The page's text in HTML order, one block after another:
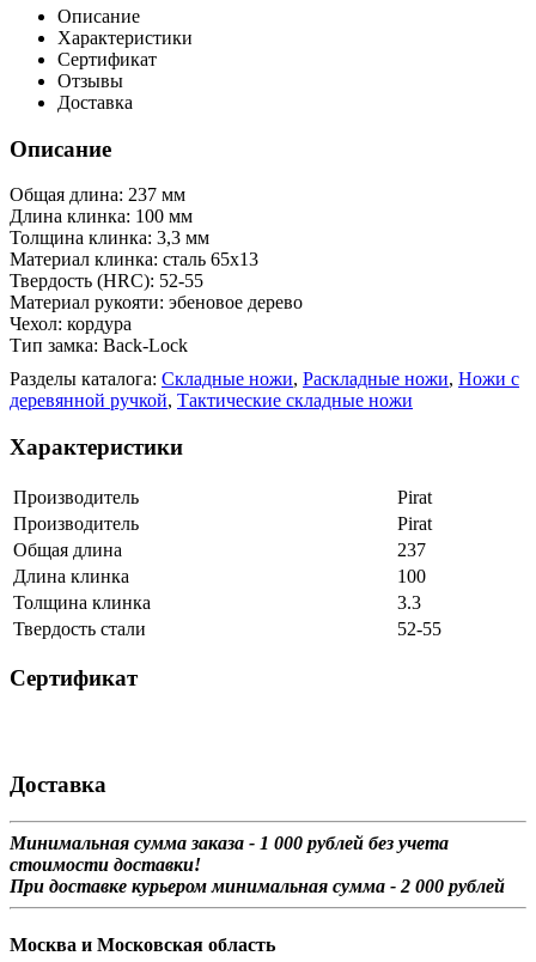
Описание
Характеристики
Сертификат
Отзывы
Доставка
Описание
Общая длина: 237 мм
Длина клинка: 100 мм
Толщина клинка: 3,3 мм
Материал клинка: сталь 65х13
Твердость (HRC): 52-55
Материал рукояти: эбеновое дерево
Чехол: кордура
Тип замка: Back-Lock
Разделы каталога: Складные ножи, Раскладные ножи, Ножи с
деревянной ручкой, Тактические складные ножи
Характеристики
Производитель
Pirat
Производитель
Pirat
Общая длина
237
Длина клинка
100
Толщина клинка
3.3
Твердость стали
52-55
Сертификат
Доставка
Минимальная сумма заказа - 1 000 рублей без учета
стоимости доставки!
При доставке курьером минимальная сумма - 2 000 рублей
Москва и Московская область